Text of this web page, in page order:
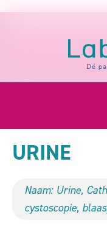
URINE
Naam: Urine,
cystoscopie,